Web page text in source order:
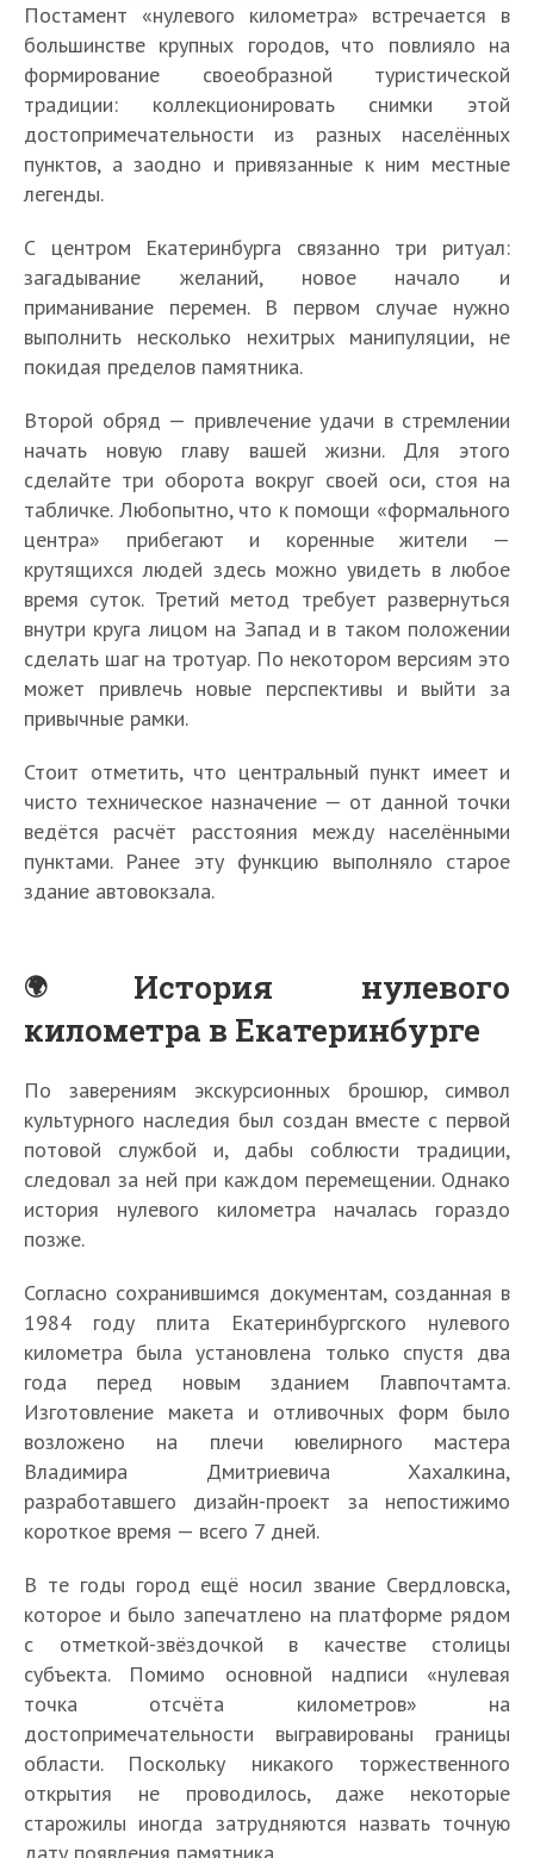
Постамент «нулевого километра» встречается в
большинстве крупных городов, что повлияло на
формирование своеобразной туристической
традиции: коллекционировать снимки этой
достопримечательности из разных населённых
пунктов, а заодно и привязанные к ним местные
легенды.
С центром Екатеринбурга связанно три ритуал:
загадывание желаний, новое начало и
приманивание перемен. В первом случае нужно
выполнить несколько нехитрых манипуляции, не
покидая пределов памятника.
Второй обряд — привлечение удачи в стремлении
начать новую главу вашей жизни. Для этого
сделайте три оборота вокруг своей оси, стоя на
табличке. Любопытно, что к помощи «формального
центра» прибегают и коренные жители —
крутящихся людей здесь можно увидеть в любое
время суток. Третий метод требует развернуться
внутри круга лицом на Запад и в таком положении
сделать шаг на тротуар. По некотором версиям это
может привлечь новые перспективы и выйти за
привычные рамки.
Стоит отметить, что центральный пункт имеет и
чисто техническое назначение — от данной точки
ведётся расчёт расстояния между населёнными
пунктами. Ранее эту функцию выполняло старое
здание автовокзала.
История нулевого
километра в Екатеринбурге
По заверениям экскурсионных брошюр, символ
культурного наследия был создан вместе с первой
потовой службой и, дабы соблюсти традиции,
следовал за ней при каждом перемещении. Однако
история нулевого километра началась гораздо
позже.
Согласно сохранившимся документам, созданная в
1984 году плита Екатеринбургского нулевого
километра была установлена только спустя два
года перед новым зданием Главпочтамта.
Изготовление макета и отливочных форм было
возложено на плечи ювелирного мастера
Владимира Дмитриевича Хахалкина,
разработавшего дизайн-проект за непостижимо
короткое время — всего 7 дней.
В те годы город ещё носил звание Свердловска,
которое и было запечатлено на платформе рядом
с отметкой-звёздочкой в качестве столицы
субъекта. Помимо основной надписи «нулевая
точка отсчёта километров» на
достопримечательности выгравированы границы
области. Поскольку никакого торжественного
открытия не проводилось, даже некоторые
старожилы иногда затрудняются назвать точную